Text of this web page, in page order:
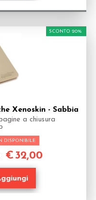
Xenoskin - Sabbia
a chiusura
DISPONIBILE
SCONTO 20%
€ 32,00